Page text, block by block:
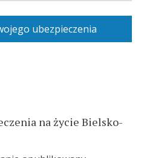
ubezpieczenia
na życie Bielsko-